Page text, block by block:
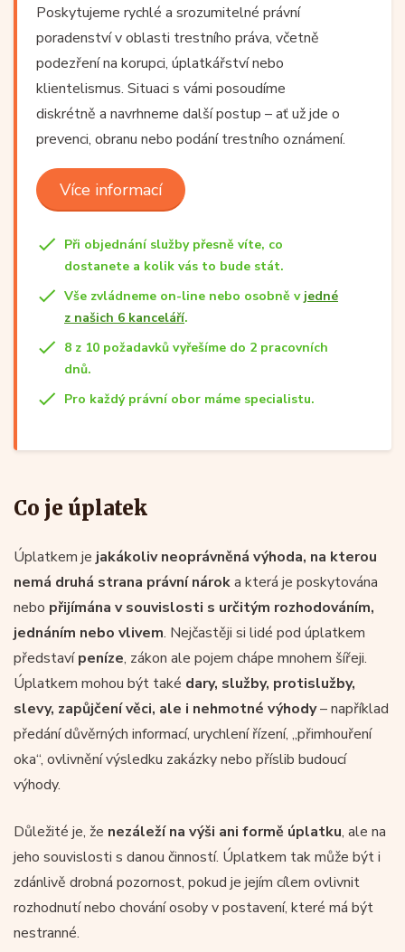
Poskytujeme rychlé a srozumitelné právní
poradenství v oblasti trestního práva, včetně
podezření na korupci, úplatkářství nebo
klientelismus. Situaci s vámi posoudíme
diskrétně a navrhneme další postup – ať už jde o
prevenci, obranu nebo podání trestního oznámení.
Více informací
Při objednání služby přesně víte, co
dostanete a kolik vás to bude stát.
Vše zvládneme on-line nebo osobně v jedné
z našich 6 kanceláří.
8 z 10 požadavků vyřešíme do 2 pracovních
dnů.
Pro každý právní obor máme specialistu.
Co je úplatek
Úplatkem je jakákoliv neoprávněná výhoda, na kterou
nemá druhá strana právní nároka která je poskytována
nebo přijímána v souvislosti s určitým rozhodováním,
jednáním nebo vlivem. Nejčastěji si lidé pod úplatkem
představípeníze, zákon ale pojem chápe mnohem šířeji.
Úplatkem mohou být také dary, služby, protislužby,
slevy, zapůjčení věci, ale i nehmotné výhody– například
předání důvěrných informací, urychlení řízení, „přimhouření
oka“, ovlivnění výsledku zakázky nebo příslib budoucí
výhody.
Důležité je, že nezáleží na výši ani formě úplatku, ale na
jeho souvislosti s danou činností. Úplatkem tak může být i
zdánlivě drobná pozornost, pokud je jejím cílem ovlivnit
rozhodnutí nebo chování osoby v postavení, které má být
nestranné.